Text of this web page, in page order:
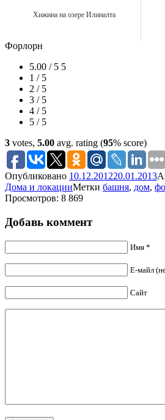
Хижина на озере Илиналта
Форлорн
5.00 / 5 5
1 / 5
2 / 5
3 / 5
4 / 5
5 / 5
3 votes, 5.00 avg. rating (95% score)
Опубликовано 10.12.201220.01.2013
Дома и локацииМетки башня, дом,
Просмотров: 8 869
Добавь коммент
Имя *
Е-майл
Сайт